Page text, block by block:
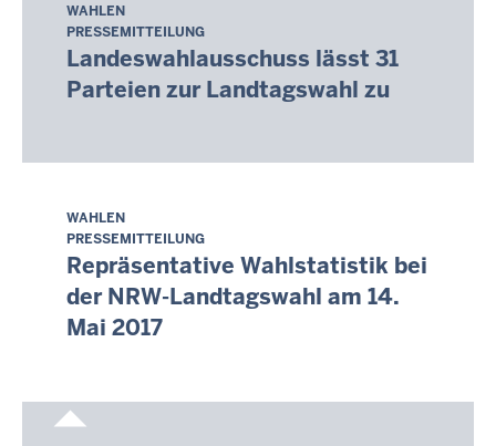
yielded
results.
Sonntag,
9.
August
2026
WAHLEN
PRESSEMITTEILUNG
Landeswahlausschuss lässt 31
Parteien zur Landtagswahl zu
Sonntag,
9.
August
2026
-
WAHLEN
PRESSEMITTEILUNG
Repräsentative Wahlstatistik bei
der NRW-Landtagswahl am 14.
Mai 2017